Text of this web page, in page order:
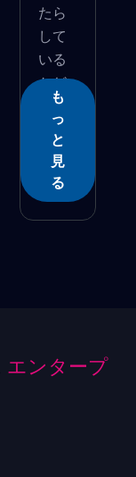
たら
して
いる
かど
�...
も
っ
と
見
る
エンタープ